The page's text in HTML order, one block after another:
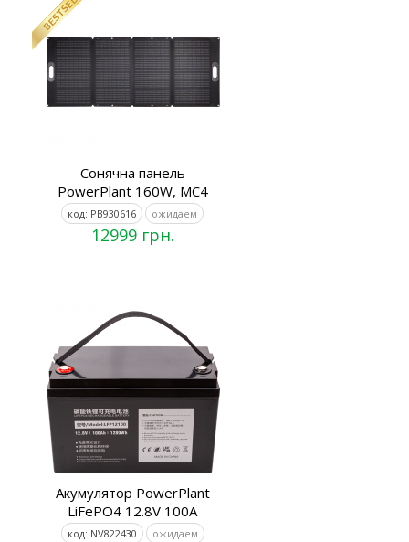
Сонячна панель
PowerPlant 160W, MC4
код: PB930616 ожидаем
12999 грн.
Акумулятор PowerPlant
LiFePO4 12.8V 100A
код: NV822430 ожидаем